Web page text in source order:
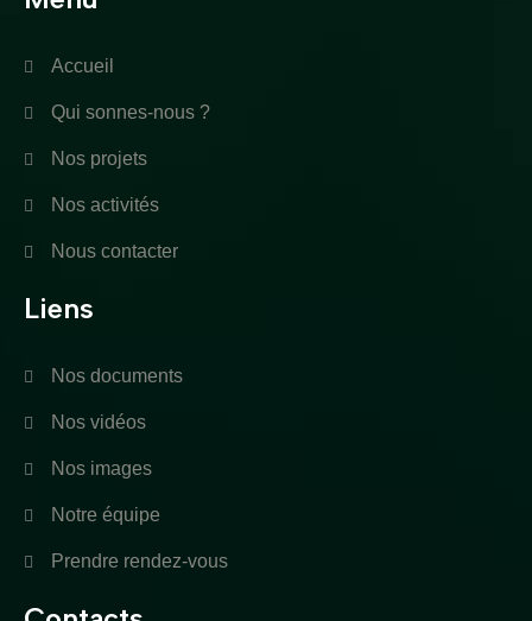
Accueil
Qui sonnes-nous ?
Nos projets
Nos activités
Nous contacter
Liens
Nos documents
Nos vidéos
Nos images
Notre équipe
Prendre rendez-vous